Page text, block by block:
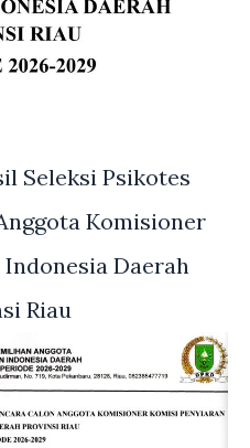
Seleksi Psikotes
Komisioner
Daerah
Riau